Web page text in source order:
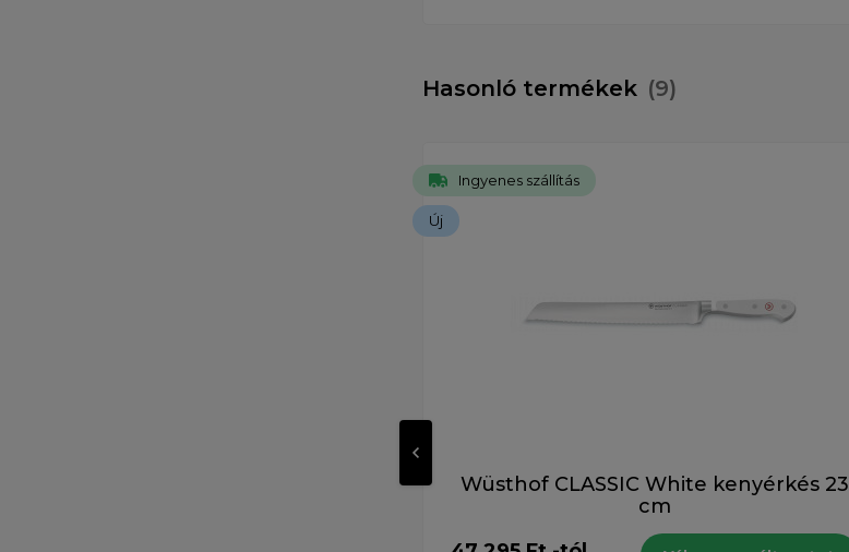
Hasonló termékek (9)
Ingyenes szállítás
Új
Wüsthof CLASSIC White kenyérkés 23
cm